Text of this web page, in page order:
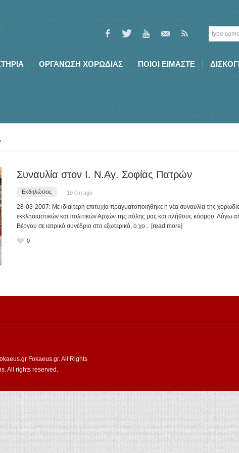
ΟΡΓΑΝΩΣΗ ΧΟΡΩΔΙΑΣ ΠΟΙΟI ΕΙΜΑΣΤΕ
Συναυλία στον Ι. Ν.Αγ. Σοφίας Πατρών
Εκδηλώσεις 19 έτη ago
28-03-2007: Mε ιδιαίτερη επιτυχία πραγματοποιήθηκε η νέα συναυλία της
εκκλησιαστικών και πολιτικών Αρχών της πόλης μας και πλήθους κόσμου. Λόγω
Βέργου σε ιατρικό συνέδριο στο εξωτερικό, ο χο... [read more]
0
Fokaeus.gr. All Rights
All rights reserved.